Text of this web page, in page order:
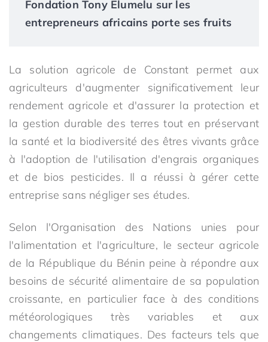
Fondation Tony Elumelu sur les
entrepreneurs africains porte ses fruits
La solution agricole de Constant permet aux
agriculteurs d'augmenter significativement leur
rendement agricole et d'assurer la protection et
la gestion durable des terres tout en préservant
la santé et la biodiversité des êtres vivants grâce
à l'adoption de l'utilisation d'engrais organiques
et de bios pesticides. Il a réussi à gérer cette
entreprise sans négliger ses études.
Selon l'Organisation des Nations unies pour
l'alimentation et l'agriculture, le secteur agricole
de la République du Bénin peine à répondre aux
besoins de sécurité alimentaire de sa population
croissante, en particulier face à des conditions
météorologiques très variables et aux
changements climatiques. Des facteurs tels que